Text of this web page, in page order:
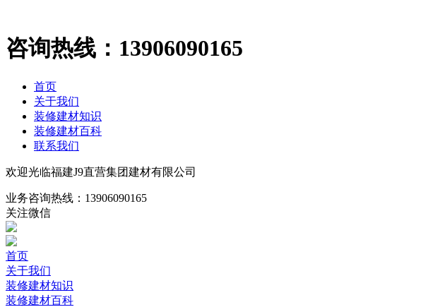
咨询热线： 13906090165
首页
关于我们
装修建材知识
装修建材百科
联系我们
欢迎光临福建J9直营集团建材有限公司
业务咨询热线： 13906090165
关注微信
首页
关于我们
装修建材知识
装修建材百科